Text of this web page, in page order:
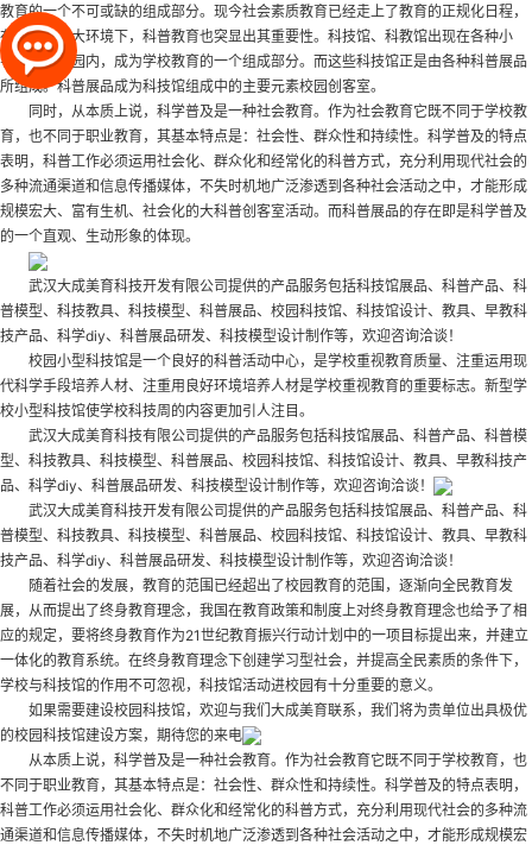
教育的一个不可或缺的组成部分。现今社会素质教育已经走上了教育的正规化日程，
在这样一个大环境下，科普教育也突显出其重要性。科技馆、科教馆出现在各种小
学、中学校园内，成为学校教育的一个组成部分。而这些科技馆正是由各种科普展品
所组成。科普展品成为科技馆组成中的主要元素校园创客室。
同时，从本质上说，科学普及是一种社会教育。作为社会教育它既不同于学校教
育，也不同于职业教育，其基本特点是：社会性、群众性和持续性。科学普及的特点
表明，科普工作必须运用社会化、群众化和经常化的科普方式，充分利用现代社会的
多种流通渠道和信息传播媒体，不失时机地广泛渗透到各种社会活动之中，才能形成
规模宏大、富有生机、社会化的大科普创客室活动。而科普展品的存在即是科学普及
的一个直观、生动形象的体现。
武汉大成美育科技开发有限公司提供的产品服务包括科技馆展品、科普产品、科
普模型、科技教具、科技模型、科普展品、校园科技馆、科技馆设计、教具、早教科
技产品、科学diy、科普展品研发、科技模型设计制作等，欢迎咨询洽谈！
校园小型科技馆是一个良好的科普活动中心，是学校重视教育质量、注重运用现
代科学手段培养人材、注重用良好环境培养人材是学校重视教育的重要标志。新型学
校小型科技馆使学校科技周的内容更加引人注目。
武汉大成美育科技有限公司提供的产品服务包括科技馆展品、科普产品、科普模
型、科技教具、科技模型、科普展品、校园科技馆、科技馆设计、教具、早教科技产
品、科学diy、科普展品研发、科技模型设计制作等，欢迎咨询洽谈！
武汉大成美育科技开发有限公司提供的产品服务包括科技馆展品、科普产品、科
普模型、科技教具、科技模型、科普展品、校园科技馆、科技馆设计、教具、早教科
技产品、科学diy、科普展品研发、科技模型设计制作等，欢迎咨询洽谈！
随着社会的发展，教育的范围已经超出了校园教育的范围，逐渐向全民教育发
展，从而提出了终身教育理念，我国在教育政策和制度上对终身教育理念也给予了相
应的规定，要将终身教育作为21世纪教育振兴行动计划中的一项目标提出来，并建立
一体化的教育系统。在终身教育理念下创建学习型社会，并提高全民素质的条件下，
学校与科技馆的作用不可忽视，科技馆活动进校园有十分重要的意义。
如果需要建设校园科技馆，欢迎与我们大成美育联系，我们将为贵单位出具极优
的校园科技馆建设方案，期待您的来电
从本质上说，科学普及是一种社会教育。作为社会教育它既不同于学校教育，也
不同于职业教育，其基本特点是：社会性、群众性和持续性。科学普及的特点表明，
科普工作必须运用社会化、群众化和经常化的科普方式，充分利用现代社会的多种流
通渠道和信息传播媒体，不失时机地广泛渗透到各种社会活动之中，才能形成规模宏